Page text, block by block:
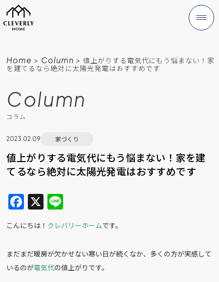
Home > Column > 値上がりする電気代にもう悩まない！家
を建てるなら絶対に太陽光発電はおすすめです
Column
コラム
2023.02.09 家づくり
値上がりする電気代にもう悩まない！家を建
てるなら絶対に太陽光発電はおすすめです
F
a
c
e
b
X
n
e
こんにちは！ クレバリーホームです。
まだまだ暖房が欠かせない寒い日が続くなか、多くの方が実感して
いるのが電気代の値上がりです。